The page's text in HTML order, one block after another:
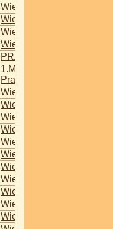
Wien - Kaiserwiese
Wien - Kaiserwiese
Wien - Prater
Wiener Prater
PRATER - 1. Mai-Fest
1.Mai - Aufmarsch und
Praterfest 2005
Wien - Prater
Wien - Prater
Wien - Kaiserwiese
Wien - Kaiserwiese
Wien - Kaiserwiese
Wien - Kaiserwiese
Wien - Kaiserwiese
Wien - Kaiserwiese
Wien - Kaiserwiese
Wien - Kaiserwiese
Wien - Kaiserwiese